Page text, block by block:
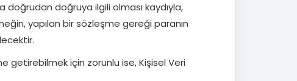
doğrudan doğruya ilgili olması kaydıyla,
yapılan bir sözleşme gereği paranın
getirebilmek için zorunlu ise, Kişisel Veri